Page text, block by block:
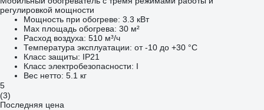
регулировкой мощности
Мощность при обогреве: 3.3 кВт
Max площадь обогрева: 30 м²
Расход воздуха: 510 м³/ч
Температура эксплуатации: от -10 до +30 °С
Класс защиты: IP21
Класс электробезопасности: I
Вес нетто: 5.1 кг
5
(3)
Последняя цена